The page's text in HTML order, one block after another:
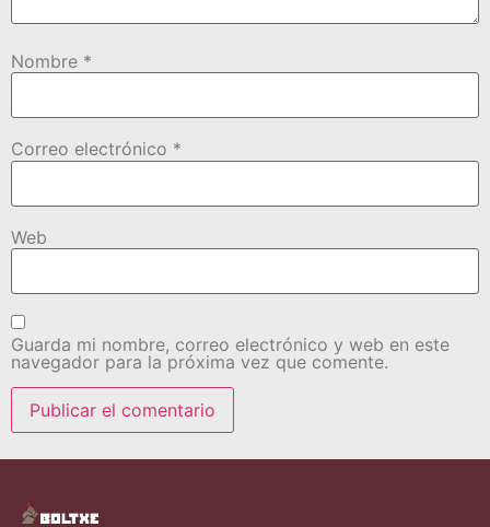
Nombre *
Correo electrónico *
Web
Guarda mi nombre, correo electrónico y web en este
navegador para la próxima vez que comente.